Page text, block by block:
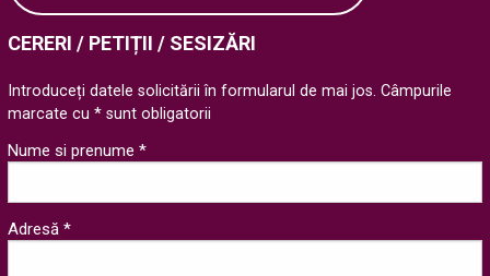
CERERI / PETIȚII / SESIZĂRI
Introduceți datele solicitării în formularul de mai jos. Câmpurile
marcate cu * sunt obligatorii
Nume si prenume *
Adresă *